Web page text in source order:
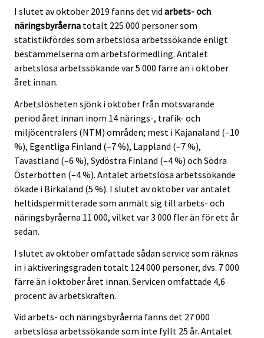
I slutet av oktober 2019 fanns det vid arbets- och
näringsbyråerna totalt 225 000 personer som
statistikfördes som arbetslösa arbetssökande enligt
bestämmelserna om arbetsförmedling. Antalet
arbetslösa arbetssökande var 5 000 färre än i oktober
året innan.
Arbetslösheten sjönk i oktober från motsvarande
period året innan inom 14 närings-, trafik- och
miljöcentralers (NTM) områden; mest i Kajanaland (–10
%), Egentliga Finland (–7 %), Lappland (–7 %),
Tavastland (–6 %), Sydöstra Finland (–4 %) och Södra
Österbotten (–4 %). Antalet arbetslösa arbetssökande
ökade i Birkaland (5 %). I slutet av oktober var antalet
heltidspermitterade som anmält sig till arbets- och
näringsbyråerna 11 000, vilket var 3 000 fler än för ett år
sedan.
I slutet av oktober omfattade sådan service som räknas
in i aktiveringsgraden totalt 124 000 personer, dvs. 7 000
färre än i oktober året innan. Servicen omfattade 4,6
procent av arbetskraften.
Vid arbets- och näringsbyråerna fanns det 27 000
arbetslösa arbetssökande som inte fyllt 25 år. Antalet